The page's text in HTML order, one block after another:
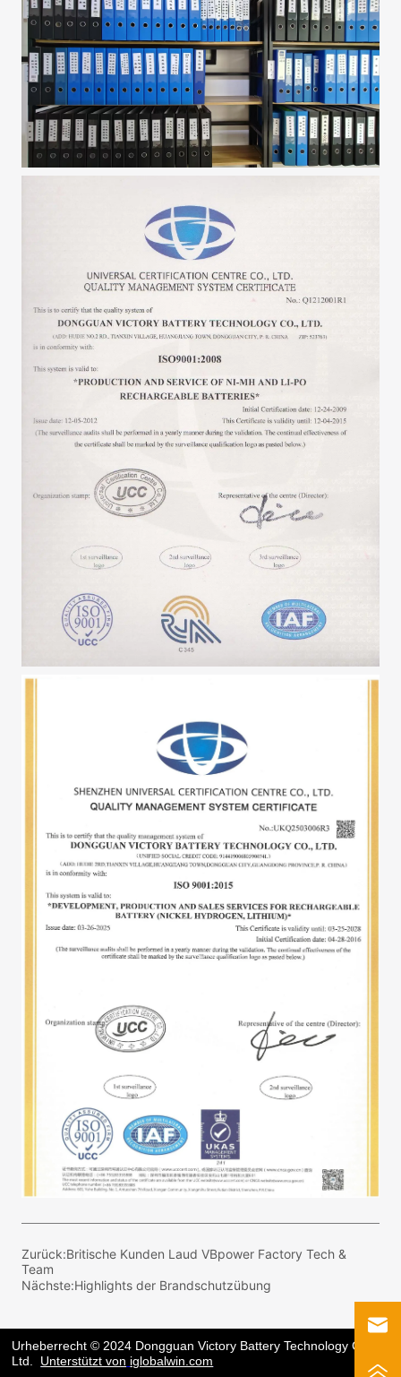
Zurück:Britische Kunden Laud VBpower Factory Tech &
Team
Nächste:Highlights der Brandschutzübung
Urheberrecht © 2024 Dongguan Victory Battery Technology Co.,
Ltd.
Unterstützt von iglobalwin.com